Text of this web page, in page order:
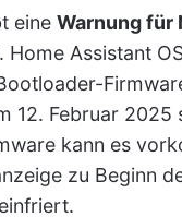
eine Warnung für
Home Assistant
12. Februar 2025
kann es
zu Beginn